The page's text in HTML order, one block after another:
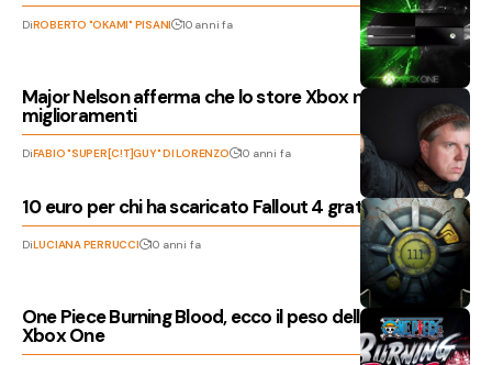
DiROBERTO "OKAMI" PISANI 10 anni fa
Major Nelson afferma che lo store Xbox necessita di
miglioramenti
DiFABIO "SUPER[C!T]GUY" DI LORENZO 10 anni fa
10 euro per chi ha scaricato Fallout 4 gratuitamente
DiLUCIANA PERRUCCI 10 anni fa
One Piece Burning Blood, ecco il peso della versione
Xbox One